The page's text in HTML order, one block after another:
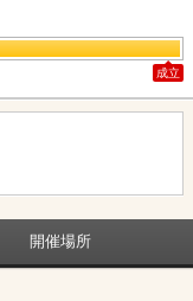
成立
開催場所